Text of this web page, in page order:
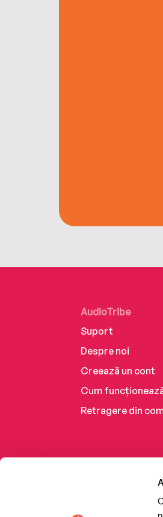
AudioTribe
Suport
Despre noi
Creează un cont
Cum
Retragere din